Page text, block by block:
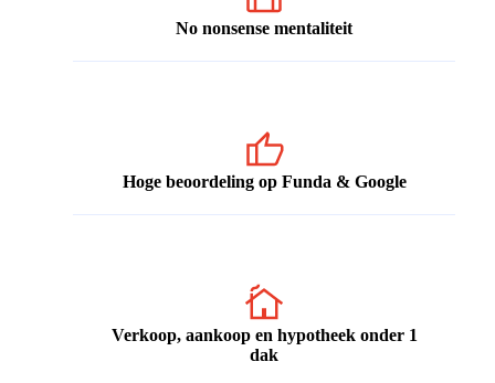
No nonsense mentaliteit
Hoge beoordeling op Funda & Google
Verkoop, aankoop en hypotheek onder 1
dak